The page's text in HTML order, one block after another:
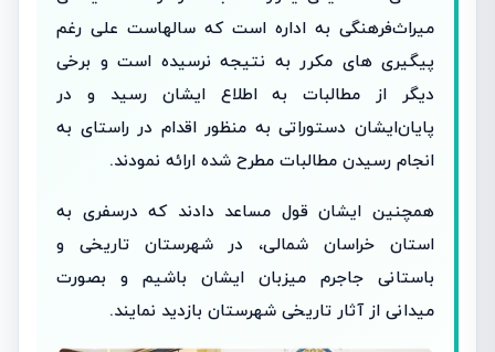
میراث‌فرهنگی به اداره است که سالهاست علی رغم
پیگیری های مکرر به نتیجه نرسیده است ‌و برخی
دیگر از مطالبات به اطلاع ایشان رسید و در
پایان‌ایشان دستوراتی به منظور اقدام در راستای به
انجام رسیدن مطالبات مطرح شده ارائه نمودند.
همچنین ایشان قول مساعد دادند که در‌سفری به
استان خراسان شمالی، در شهرستان تاریخی و
باستانی جاجرم میزبان ایشان باشیم و بصورت
میدانی از آثار تاریخی شهرستان بازدید نمایند.